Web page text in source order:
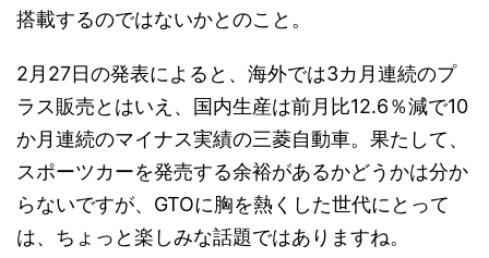
搭載するのではないかとのこと。
2月27日の発表によると、海外では3カ月連続のプ
ラス販売とはいえ、国内生産は前月比12.6％減で10
か月連続のマイナス実績の三菱自動車。果たして、
スポーツカーを発売する余裕があるかどうかは分か
らないですが、GTOに胸を熱くした世代にとって
は、ちょっと楽しみな話題ではありますね。